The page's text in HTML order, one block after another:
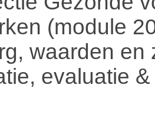
(module
waarden en
evaluatie